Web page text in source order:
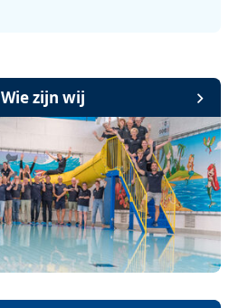
Wie zijn wij